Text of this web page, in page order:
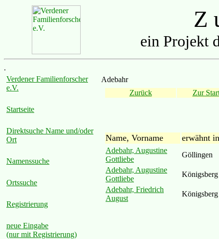
Z
ein Projekt
.
Verdener Familienforscher
e.V.
Startseite
Direktsuche Name und/oder
Ort
Namenssuche
Ortssuche
Registrierung
neue Eingabe
(nur mit Registrierung)
Adebahr
Zurück
Zur
Name, Vorname erwähnt in
Adebahr, Augustine
Gottliebe
Göllingen
Adebahr, Augustine
Gottliebe
Königsberg
Adebahr, Friedrich
August
Königsberg